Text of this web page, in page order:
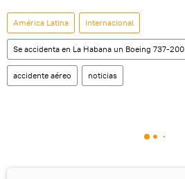
América Latina Internacional
Se accidenta en La Habana un Boeing 737-200
accidente aéreo noticias